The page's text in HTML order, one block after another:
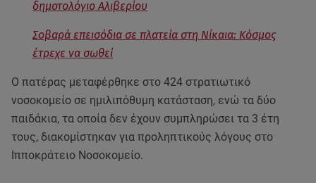
δημοτολόγιο Αλιβερίου
Σοβαρά επεισόδια σε πλατεία στη Νίκαια: Κόσμος
έτρεχε να σωθεί
Ο πατέρας μεταφέρθηκε στο 424 στρατιωτικό
νοσοκομείο σε ημιλιπόθυμη κατάσταση, ενώ τα δύο
παιδάκια, τα οποία δεν έχουν συμπληρώσει τα 3 έτη
τους, διακομίστηκαν για προληπτικούς λόγους στο
Ιπποκράτειο Νοσοκομείο.